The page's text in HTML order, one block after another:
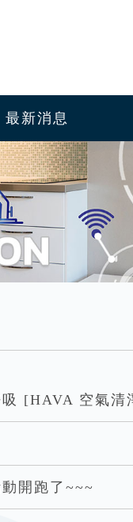
最新消息
[HAVA 空氣清
開跑了~~~